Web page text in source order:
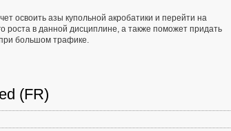
освоить азы купольной акробатики и перейти на
роста в данной дисциплине, а также поможет придать
большом трафике.
(FR)